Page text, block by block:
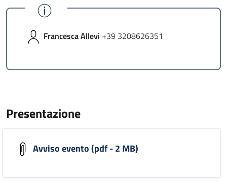
Francesca Allevi +39 3208626351
Presentazione
Avviso evento (pdf - 2 MB)